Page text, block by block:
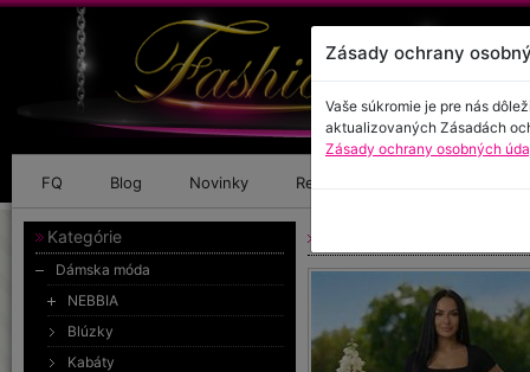
FQ Blog Novinky Referencie
Kategórie
Dámska móda
NEBBIA
Blúzky
Kabáty
Zásady ochrany
Vaše súkromie je pre nás
aktualizovaných Zásadách
Zásady ochrany osobných